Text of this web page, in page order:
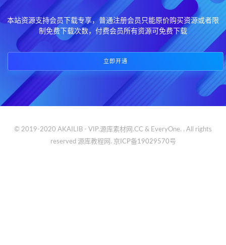
本站资源支持会员下载专享，普通注册会员只能原价购买资源或者限
制免费下载次数，付费会员所有资源可免费下载
立即开通
© 2019-2020 AKAILIB - VIP.源库素材网.CC & EveryOne. . All rights
reserved 源库教程网. 京ICP备19029570号